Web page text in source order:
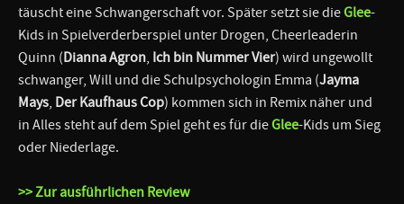
täuscht eine Schwangerschaft vor. Später setzt sie dieGlee-
Kids in Spielverderberspiel unter Drogen, Cheerleaderin
Quinn (Dianna Agron, Ich bin Nummer Vier) wird ungewollt
schwanger, Will und die Schulpsychologin Emma (Jayma
Mays, Der Kaufhaus Cop) kommen sich in Remix näher und
in Alles steht auf dem Spiel geht es für dieGlee-Kids um Sieg
oder Niederlage.
>> Zur ausführlichen Review